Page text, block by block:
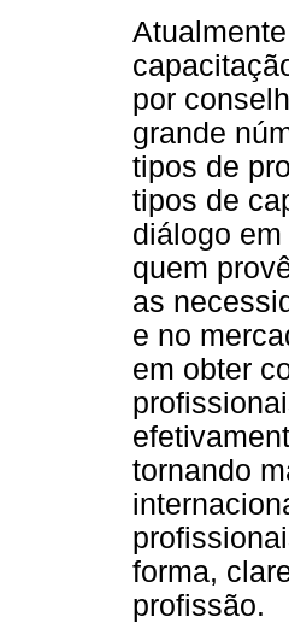
por
grande
tipos de
tipos de
diálogo
quem
as
e no
em obter
tornando
forma,
profissão.